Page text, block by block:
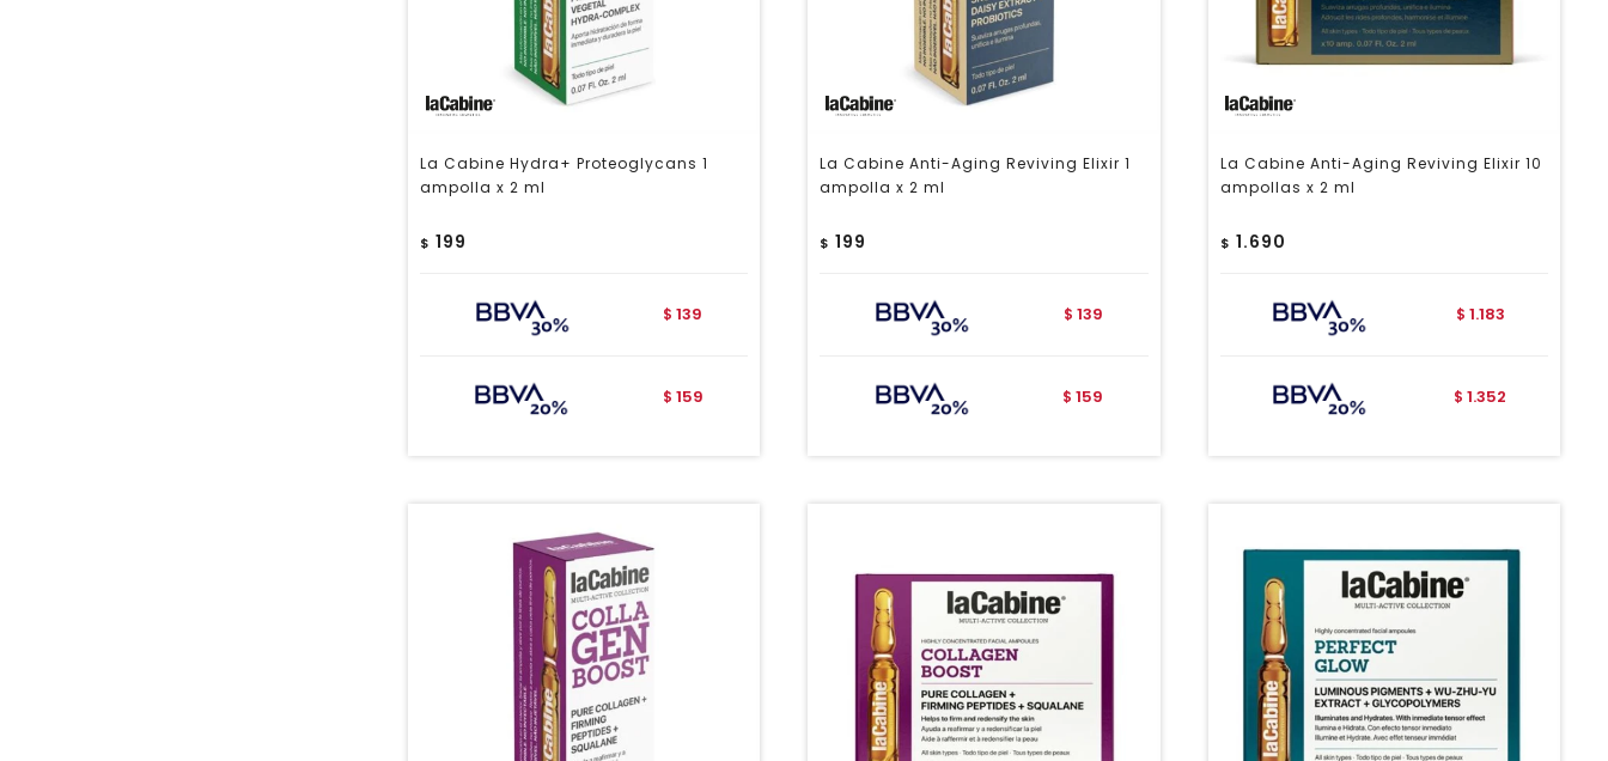
La Cabine Hydra+ Proteoglycans 1
ampolla x 2 ml
$ 199
$ 139
$ 159
La Cabine Anti-Aging Reviving Elixir 1
ampolla x 2 ml
$ 199
$ 139
$ 159
La Cabine Anti-Aging Reviving Elixir 10
ampollas x 2 ml
$ 1.690
$ 1.183
$ 1.352